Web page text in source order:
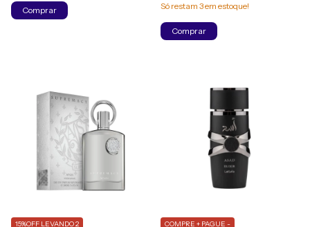
Comprar Só restam 3em estoque!
Comprar
15%OFF LEVANDO 2 COMPRE + PAGUE -